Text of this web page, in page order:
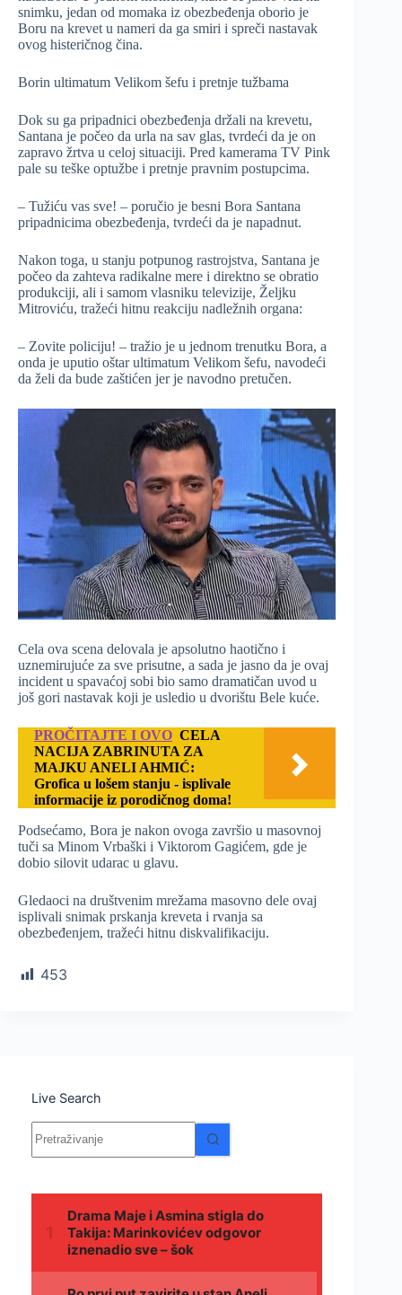
snimku, jedan od momaka iz obezbeđenja oborio je
Boru na krevet u nameri da ga smiri i spreči nastavak
ovog histeričnog čina.
Borin ultimatum Velikom šefu i pretnje tužbama
Dok su ga pripadnici obezbeđenja držali na krevetu,
Santana je počeo da urla na sav glas, tvrdeći da je on
zapravo žrtva u celoj situaciji. Pred kamerama TV Pink
pale su teške optužbe i pretnje pravnim postupcima.
– Tužiću vas sve! – poručio je besni Bora Santana
pripadnicima obezbeđenja, tvrdeći da je napadnut.
Nakon toga, u stanju potpunog rastrojstva, Santana je
počeo da zahteva radikalne mere i direktno se obratio
produkciji, ali i samom vlasniku televizije, Željku
Mitroviću, tražeći hitnu reakciju nadležnih organa:
– Zovite policiju! – tražio je u jednom trenutku Bora, a
onda je uputio oštar ultimatum Velikom šefu, navodeći
da želi da bude zaštićen jer je navodno pretučen.
Cela ova scena delovala je apsolutno haotično i
uznemirujuće za sve prisutne, a sada je jasno da je ovaj
incident u spavaćoj sobi bio samo dramatičan uvod u
još gori nastavak koji je usledio u dvorištu Bele kuće.
PROČITAJTE I OVO CELA
NACIJA ZABRINUTA ZA
MAJKU ANELI AHMIĆ:
Grofica u lošem stanju - isplivale
informacije iz porodičnog doma!
Podsećamo, Bora je nakon ovoga završio u masovnoj
tuči sa Minom Vrbaški i Viktorom Gagićem, gde je
dobio silovit udarac u glavu.
Gledaoci na društvenim mrežama masovno dele ovaj
isplivali snimak prskanja kreveta i rvanja sa
obezbeđenjem, tražeći hitnu diskvalifikaciju.
453
Live Search
Nema
rezultata.